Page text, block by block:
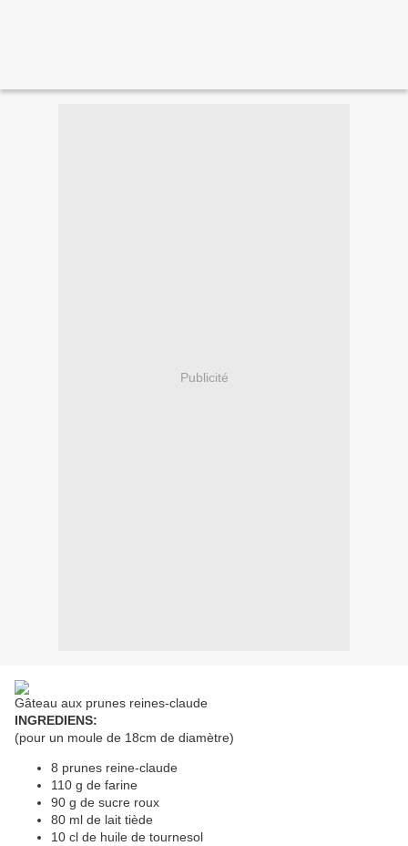
Publicité
Gâteau aux prunes reines-claude
INGREDIENS:
(pour un moule de 18cm de diamètre)
8 prunes reine-claude
110 g de farine
90 g de sucre roux
80 ml de lait tiède
10 cl de huile de tournesol